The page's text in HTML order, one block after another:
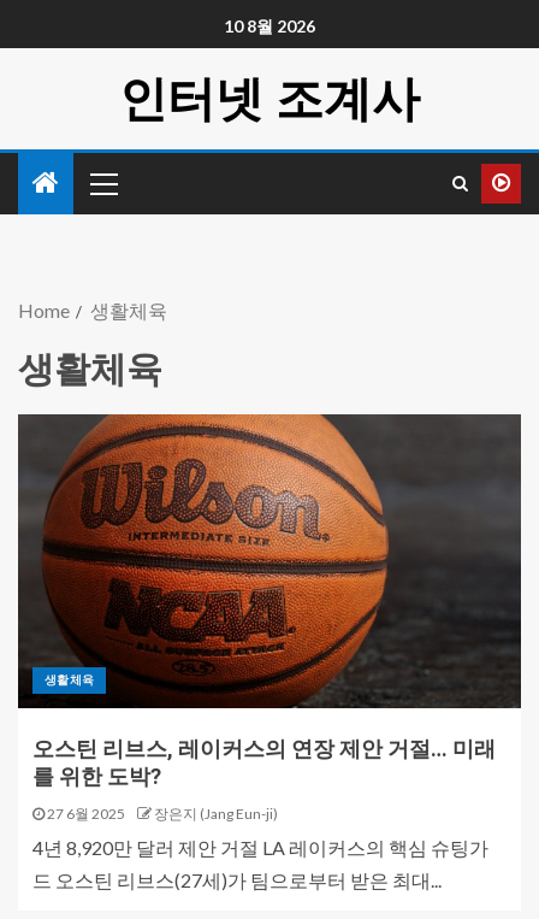
10 8월 2026
인터넷 조계사
Home 생활체육
생활체육
생활체육
오스틴 리브스, 레이커스의 연장 제안 거절… 미래
를 위한 도박?
27 6월 2025 장은지 (Jang Eun-ji)
4년 8,920만 달러 제안 거절 LA 레이커스의 핵심 슈팅가
드 오스틴 리브스(27세)가 팀으로부터 받은 최대...